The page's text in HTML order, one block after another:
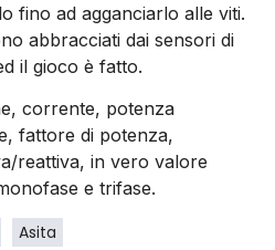
fino ad agganciarlo alle viti.
abbracciati dai sensori di
il gioco è fatto.
corrente, potenza
fattore di potenza,
reattiva, in vero valore
e trifase.
Asita